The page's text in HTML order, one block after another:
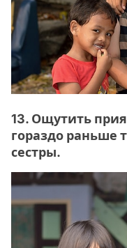
13. Ощутить
гораздо раньше
сестры.